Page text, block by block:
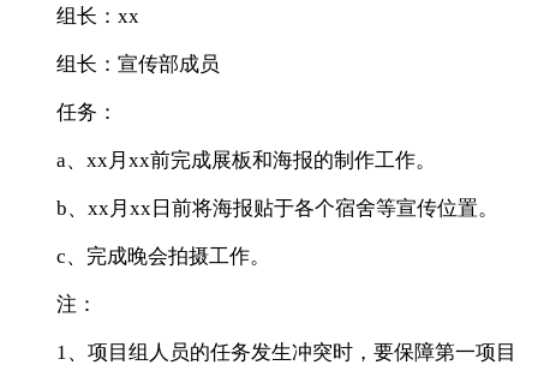
组长：xx
组长：宣传部成员
任务：
a、xx月xx前完成展板和海报的制作工作。
b、xx月xx日前将海报贴于各个宿舍等宣传位置。
c、完成晚会拍摄工作。
注：
1、项目组人员的任务发生冲突时，要保障第一项目